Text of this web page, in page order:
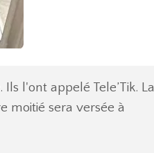
l'ont appelé Tele’Tik. La
moitié sera versée à